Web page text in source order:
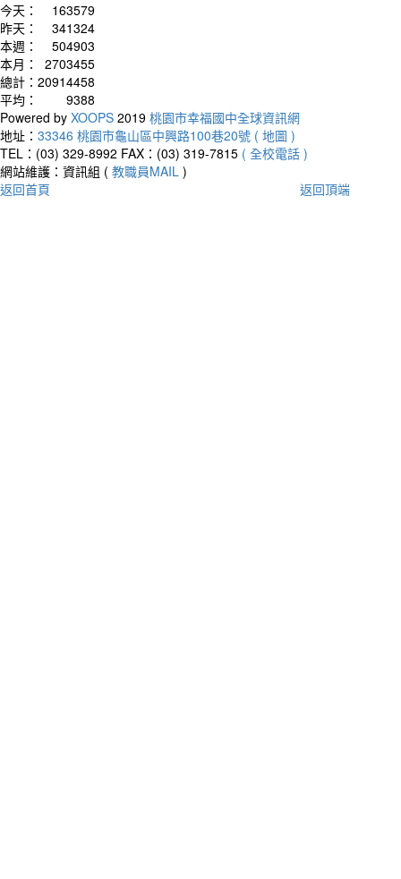
今天：
163579
昨天：
341324
本週：
504903
本月：
2703455
總計： 20914458
平均：
9388
Powered by XOOPS 2019 桃園市幸福國中全球資訊網
地址： 33346 桃園市龜山區中興路100巷20號 ( 地圖 )
TEL：(03) 329-8992 FAX：(03) 319-7815 ( 全校電話 )
網站維護：資訊組 ( 教職員MAIL )
返回首頁
返回頂端